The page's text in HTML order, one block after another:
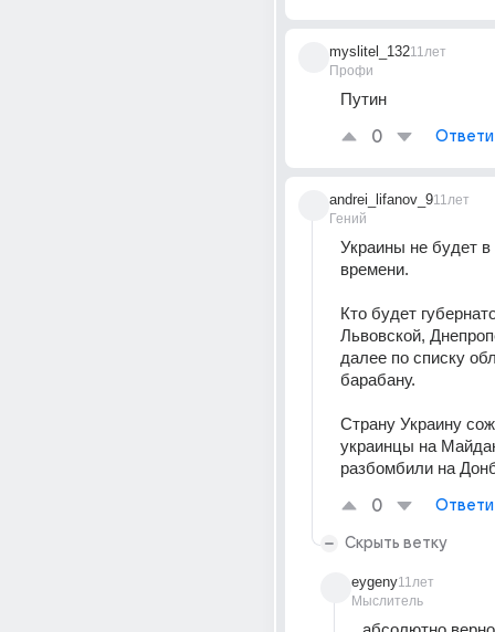
myslitel_132
Профи
11лет
Путин
0
andrei_lifanov_9
Гений
11лет
Украины не будет
времени.
Кто будет
Львовской,
далее по списку
барабану.
Страну Украину
украинцы на
разбомбили на
0
Скрыть ветку
eygeny
Мыслитель
11лет